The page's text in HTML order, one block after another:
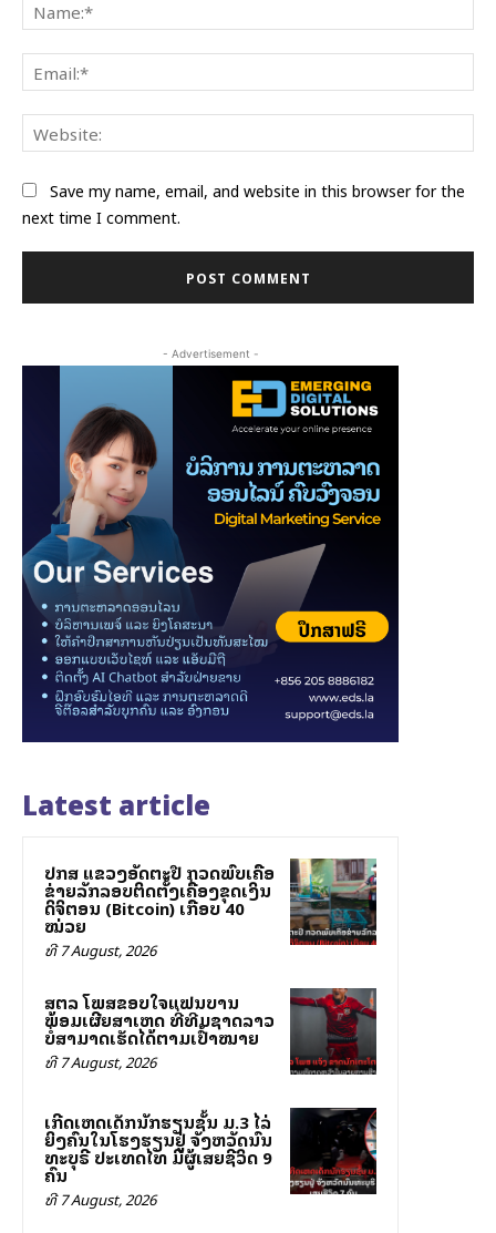
Save my name, email, and website in this browser for the
next time I comment.
- Advertisement -
Latest article
ປກສ ແຂວງອັດຕະປື ກວດພົບເຄືອ
ຂ່າຍລັກລອບຕິດຕັ້ງເຄື່ອງຂຸດເງິນ
ດິຈິຕອນ (Bitcoin) ເກືອບ 40
ໝ່ວຍ
ທີ 7 August, 2026
ສຕລ ໂພສຂອບໃຈແຟນບານ
ພ້ອມເຜີຍສາເຫດ ທີ່ທີມຊາດລາວ
ບໍ່ສາມາດເຮັດໄດ້ຕາມເປົ້າໝາຍ
ທີ 7 August, 2026
ເກີດເຫດເດັກນັກຮຽນຊັ້ນ ມ.3 ໄລ່
ຍິງຄົນໃນໂຮງຮຽນຢູ່ ຈັງຫວັດນົນ
ທະບຸຣີ ປະເທດໄທ ມີຜູ້ເສຍຊີວິດ 9
ຄົນ
ທີ 7 August, 2026